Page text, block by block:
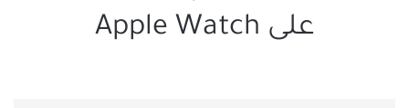
على Apple Watch